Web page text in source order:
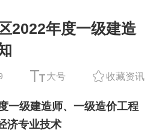
2022年度一级建造
大号 收藏资讯
一级建造师、一级造价工程
济专业技术